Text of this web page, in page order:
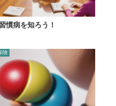
慣病を知ろう！
険